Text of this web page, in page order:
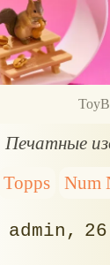
Печатные
Topps Num
admin